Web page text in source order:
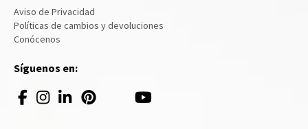
Aviso de Privacidad
Políticas de cambios y devoluciones
Conócenos
Síguenos en: